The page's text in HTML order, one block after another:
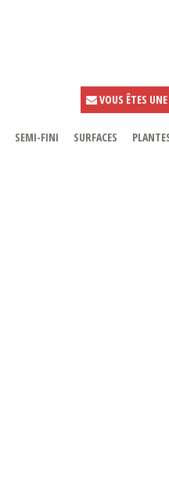
VOUS ÊTES
SEMI-FINI SURFACES